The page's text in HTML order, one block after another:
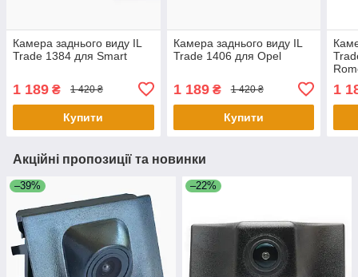
Камера заднього виду IL
Trade 1384 для Smart
1 189 ₴ 1 420 ₴
Купити
Камера заднього виду IL
Trade 1406 для Opel
1 189₴ 1 420 ₴
Купити
1
Акційні пропозиції та новинки
–39% –22%